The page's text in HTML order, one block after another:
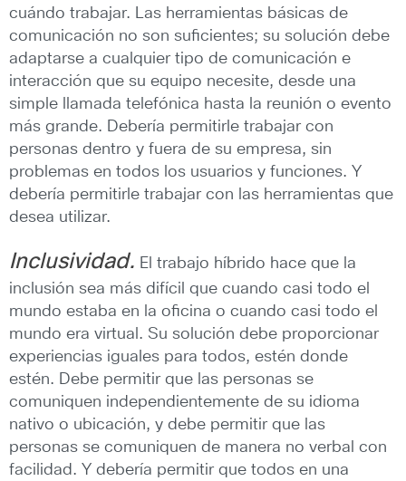
cuándo trabajar. Las herramientas básicas de
comunicación no son suficientes; su solución debe
adaptarse a cualquier tipo de comunicación e
interacción que su equipo necesite, desde una
simple llamada telefónica hasta la reunión o evento
más grande. Debería permitirle trabajar con
personas dentro y fuera de su empresa, sin
problemas en todos los usuarios y funciones. Y
debería permitirle trabajar con las herramientas que
desea utilizar.
Inclusividad. El trabajo híbrido hace que la
inclusión sea más difícil que cuando casi todo el
mundo estaba en la oficina o cuando casi todo el
mundo era virtual. Su solución debe proporcionar
experiencias iguales para todos, estén donde
estén. Debe permitir que las personas se
comuniquen independientemente de su idioma
nativo o ubicación, y debe permitir que las
personas se comuniquen de manera no verbal con
facilidad. Y debería permitir que todos en una